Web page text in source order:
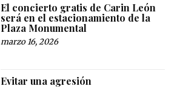
El concierto gratis de Carin León
será en el estacionamiento de la
Plaza Monumental
marzo 16, 2026
Evitar una agresión